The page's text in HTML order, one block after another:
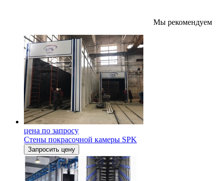
Мы рекомендуем
цена по запросу
Стены покрасочной камеры SPK
Запросить цену